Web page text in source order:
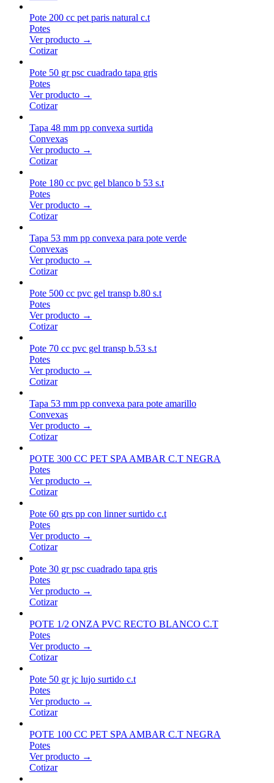
Pote 200 cc pet paris natural c.t
Potes
Ver producto →
Cotizar
Pote 50 gr psc cuadrado tapa gris
Potes
Ver producto →
Cotizar
Tapa 48 mm pp convexa surtida
Convexas
Ver producto →
Cotizar
Pote 180 cc pvc gel blanco b 53 s.t
Potes
Ver producto →
Cotizar
Tapa 53 mm pp convexa para pote verde
Convexas
Ver producto →
Cotizar
Pote 500 cc pvc gel transp b.80 s.t
Potes
Ver producto →
Cotizar
Pote 70 cc pvc gel transp b.53 s.t
Potes
Ver producto →
Cotizar
Tapa 53 mm pp convexa para pote amarillo
Convexas
Ver producto →
Cotizar
POTE 300 CC PET SPA AMBAR C.T NEGRA
Potes
Ver producto →
Cotizar
Pote 60 grs pp con linner surtido c.t
Potes
Ver producto →
Cotizar
Pote 30 gr psc cuadrado tapa gris
Potes
Ver producto →
Cotizar
POTE 1/2 ONZA PVC RECTO BLANCO C.T
Potes
Ver producto →
Cotizar
Pote 50 gr jc lujo surtido c.t
Potes
Ver producto →
Cotizar
POTE 100 CC PET SPA AMBAR C.T NEGRA
Potes
Ver producto →
Cotizar